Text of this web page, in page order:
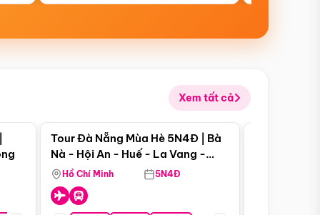
Xem tất cả
Điểm nổi bật
Tour Đà Nẵng Mùa Hè 5N4Đ | Bà
Nà - Hội An - Huế - La Vang -
Động Thiên Đường
Hồ Chí Minh 5N4Đ